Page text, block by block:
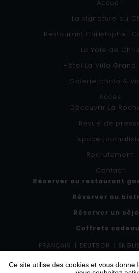
Accueil
La signature du
Restaurant Christopher
La Yole de Chris
Hôtel La Villa Grand
Galerie photo &
Accès
Découvrir La
Revue de
Espace
Recrutement
Contact
Réserver au restaurant
Réserver au
Réserver un
Coffrets
FRANÇAIS DEUTSCH
CE SITE EST PROTÉGÉ PAR RECAPTCHA. LES
Ce site utilise des cookies et vous donne